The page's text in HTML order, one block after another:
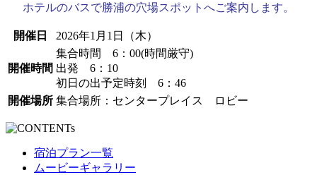
ホテルのバスで勝浦の穴場スポットへご案内します。
開催日 2026年1月1日（木）
開催時間
集合時間 6：00(時間厳守)
出発 6：10
初日の出予定時刻 6：46
開催場所 集合場所：センタープレイス ロビー
宿泊プラン一覧
ムービーギャラリー